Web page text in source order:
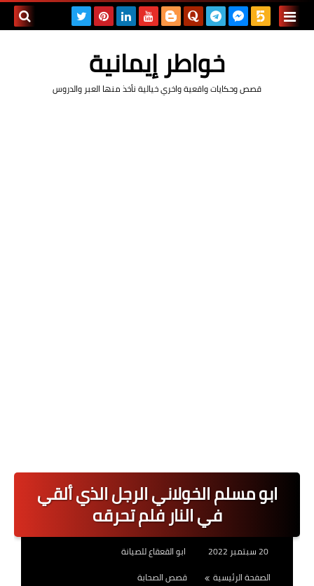
خواطر إيمانية
قصص وحكايات واقعية واخري خيالية نأخذ منها العبر والدروس
ابو مسلم الخولاني الرجل الذي ألقي
في النار فلم تحرقه
20 سبتمبر 2022
ابو القعقاع للصيانة
الصفحة الرئيسية
قصص الصحابة